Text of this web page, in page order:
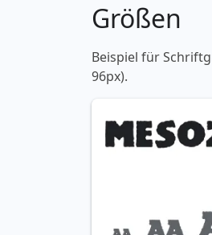
Größen
Beispiel für
96px).